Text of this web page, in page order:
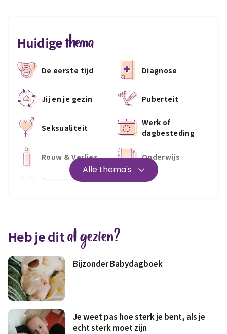
Huidigethema
De eerste tijd Diagnose
Jij en je gezin Puberteit
Seksualiteit
Werk of
dagbesteding
Rouw & Verlies Onderwijs
Zorgen voor
Wonen
Geld & wetten
Alle thema's
Heb je dital gezien?
Bijzonder Babydagboek
Je weet pas hoe sterk je bent, als je
echt sterk moet zijn